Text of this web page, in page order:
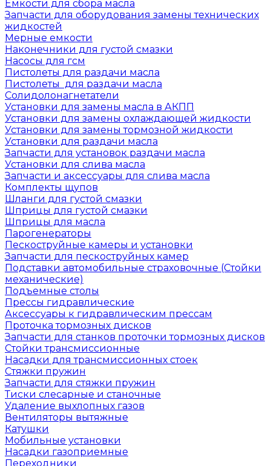
Емкости для сбора масла
Запчасти для оборудования замены технических
жидкостей
Мерные емкости
Наконечники для густой смазки
Насосы для гсм
Пистолеты для раздачи масла
Пистолеты для раздачи масла
Солидолонагнетатели
Установки для замены масла в АКПП
Установки для замены охлаждающей жидкости
Установки для замены тормозной жидкости
Установки для раздачи масла
Запчасти для установок раздачи масла
Установки для слива масла
Запчасти и аксессуары для слива масла
Комплекты щупов
Шланги для густой смазки
Шприцы для густой смазки
Шприцы для масла
Парогенераторы
Пескоструйные камеры и установки
Запчасти для пескоструйных камер
Подставки автомобильные страховочные (Стойки
механические)
Подъемные столы
Прессы гидравлические
Аксессуары к гидравлическим прессам
Проточка тормозных дисков
Запчасти для станков проточки тормозных дисков
Стойки трансмиссионные
Насадки для трансмиссионных стоек
Стяжки пружин
Запчасти для стяжки пружин
Тиски слесарные и станочные
Удаление выхлопных газов
Вентиляторы вытяжные
Катушки
Мобильные установки
Насадки газоприемные
Переходники